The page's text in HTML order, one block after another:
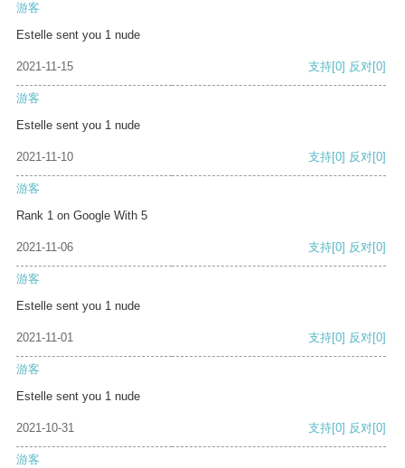
游客
Estelle sent you 1 nude
2021-11-15 支持[0] 反对[0]
游客
Estelle sent you 1 nude
2021-11-10 支持[0] 反对[0]
游客
Rank 1 on Google With 5
2021-11-06 支持[0] 反对[0]
游客
Estelle sent you 1 nude
2021-11-01 支持[0] 反对[0]
游客
Estelle sent you 1 nude
2021-10-31 支持[0] 反对[0]
游客